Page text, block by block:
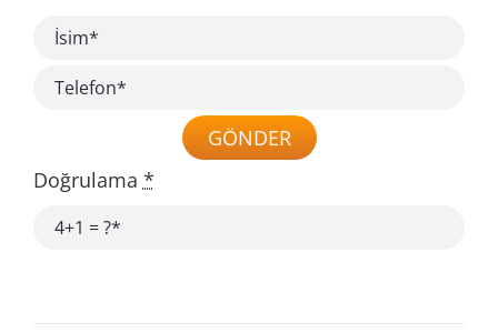
GÖNDER
Doğrulama *